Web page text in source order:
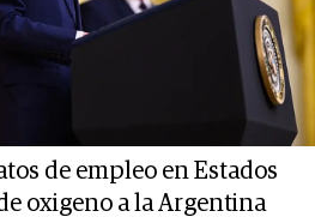
de empleo en Estados
oxigeno a la Argentina